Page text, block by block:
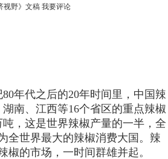
视野》文稿 我要评论
年代之后的20年时间里，中国辣
南、江西等16个省区的重点辣椒
，这是世界辣椒产量的一半，全
全世界最大的辣椒消费大国。辣
椒的市场，一时间群雄并起。